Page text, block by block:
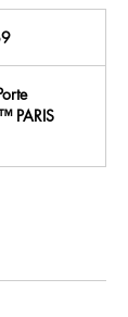
PARIS